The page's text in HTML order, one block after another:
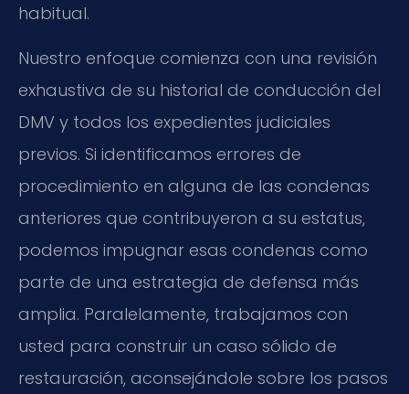
habitual.
Nuestro enfoque comienza con una revisión
exhaustiva de su historial de conducción del
DMV y todos los expedientes judiciales
previos. Si identificamos errores de
procedimiento en alguna de las condenas
anteriores que contribuyeron a su estatus,
podemos impugnar esas condenas como
parte de una estrategia de defensa más
amplia. Paralelamente, trabajamos con
usted para construir un caso sólido de
restauración, aconsejándole sobre los pasos